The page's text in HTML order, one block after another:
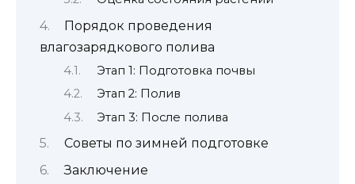
Порядок проведения
влагозарядкового полива
Этап 1: Подготовка почвы
Этап 2: Полив
Этап 3: После полива
Советы по зимней подготовке
Заключение